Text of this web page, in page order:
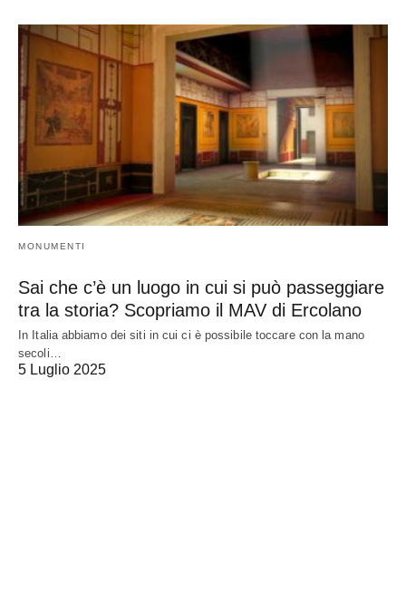
MONUMENTI
Sai che c’è un luogo in cui si può passeggiare
tra la storia? Scopriamo il MAV di Ercolano
In Italia abbiamo dei siti in cui ci è possibile toccare con la mano
secoli…
5 Luglio 2025